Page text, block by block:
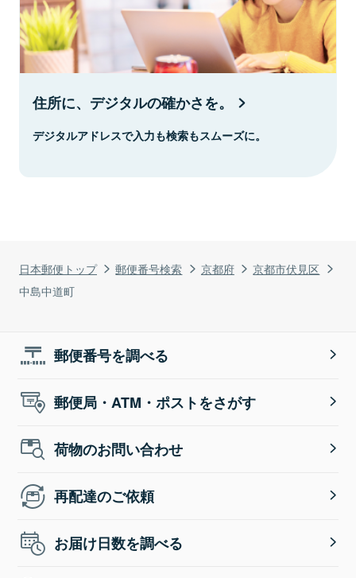
日本郵便トップ 郵便番号検索 京都府
京都市伏見区
中島中道町
住所に、デジタルの確かさを。
デジタルアドレスで入力も検索もスムーズに。
郵便番号を調べる
郵便局・ATM・ポストをさがす
荷物のお問い合わせ
再配達のご依頼
お届け日数を調べる